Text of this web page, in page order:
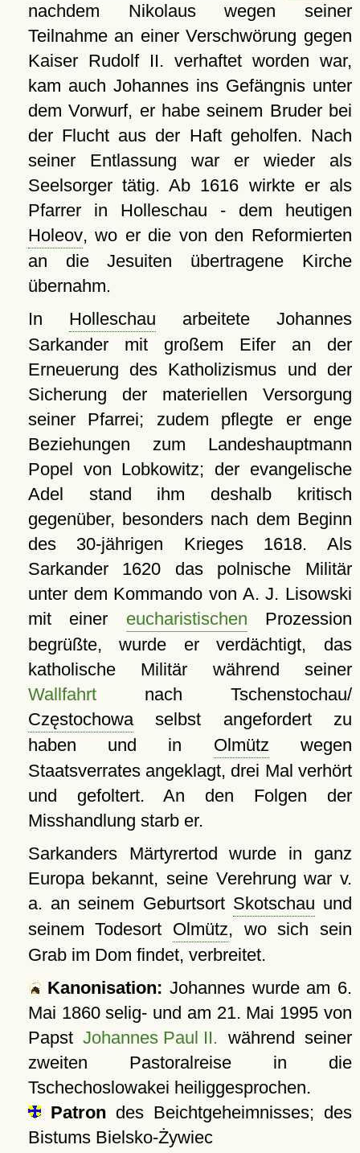
nachdem Nikolaus wegen seiner
Teilnahme an einer Verschwörung gegen
Kaiser Rudolf II. verhaftet worden war,
kam auch Johannes ins Gefängnis unter
dem Vorwurf, er habe seinem Bruder bei
der Flucht aus der Haft geholfen. Nach
seiner Entlassung war er wieder als
Seelsorger tätig. Ab 1616 wirkte er als
Pfarrer in Holleschau - dem heutigen
Holeov, wo er die von den Reformierten
an die Jesuiten übertragene Kirche
übernahm.
In Holleschau arbeitete Johannes
Sarkander mit großem Eifer an der
Erneuerung des Katholizismus und der
Sicherung der materiellen Versorgung
seiner Pfarrei; zudem pflegte er enge
Beziehungen zum Landeshauptmann
Popel von Lobkowitz; der evangelische
Adel stand ihm deshalb kritisch
gegenüber, besonders nach dem Beginn
des 30-jährigen Krieges 1618. Als
Sarkander 1620 das polnische Militär
unter dem Kommando von A. J. Lisowski
mit einer eucharistischen Prozession
begrüßte, wurde er verdächtigt, das
katholische Militär während seiner
Wallfahrtnach Tschenstochau/
Częstochowaselbst angefordert zu
haben und in Olmütz wegen
Staatsverrates angeklagt, drei Mal verhört
und gefoltert. An den Folgen der
Misshandlung starb er.
Sarkanders Märtyrertod wurde in ganz
Europa bekannt, seine Verehrung war v.
a. an seinem Geburtsort Skotschau und
seinem Todesort Olmütz, wo sich sein
Grab im Dom findet, verbreitet.
Kanonisation: Johannes wurde am 6.
Mai 1860selig- und am 21. Mai 1995 von
PapstJohannes Paul II. während seiner
zweiten Pastoralreise in die
Tschechoslowakei heiliggesprochen.
Patron des Beichtgeheimnisses; des
Bistums Bielsko-Żywiec